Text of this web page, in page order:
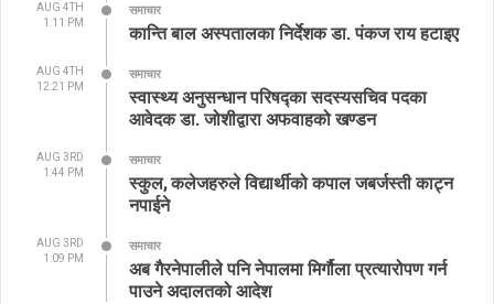
AUG 4TH
1:11 PM
समाचार
कान्ति बाल अस्पतालका निर्देशक डा. पंकज राय हटाइए
AUG 4TH
12:21 PM
समाचार
स्वास्थ्य अनुसन्धान परिषद्का सदस्यसचिव पदका
आवेदक डा. जोशीद्वारा अफवाहको खण्डन
AUG 3RD
1:44 PM
समाचार
स्कुल, कलेजहरुले विद्यार्थीको कपाल जबर्जस्ती काट्न
नपाईने
AUG 3RD
1:09 PM
समाचार
अब गैरनेपालीले पनि नेपालमा मिर्गौला प्रत्यारोपण गर्न
पाउने अदालतको आदेश